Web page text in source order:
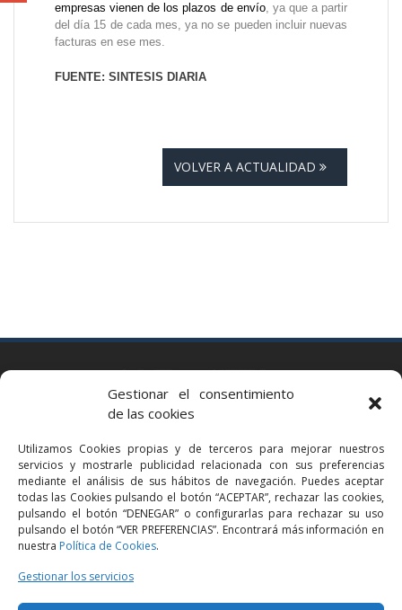
Gestionar el consentimiento
de las cookies
Utilizamos Cookies propias y de terceros para mejorar nuestros
servicios y mostrarle publicidad relacionada con sus preferencias
mediante el análisis de sus hábitos de navegación. Puedes aceptar
todas las Cookies pulsando el botón “ACEPTAR”, rechazar las cookies,
pulsando el botón “DENEGAR” o configurarlas para rechazar su uso
pulsando el botón “VER PREFERENCIAS”. Encontrará más información en
nuestra Política de Cookies.
Gestionar los servicios
empresas vienen de los plazos de envío, ya que a partir
del día 15 de cada mes, ya no se pueden incluir nuevas
facturas en ese mes.
FUENTE: SINTESIS DIARIA
VOLVER A ACTUALIDAD
Via Augusta 2 bis, 3º, 08006 Barcelona
bcn@bellavistalegal.eu
GRANOLLERS
C/ Sant Jaume, 16 1r, 08401 Granollers (Bcn)
+34 93 860 39 60
grn@bellavistalegal.eu
MADRID
C/ Serrano 114, 2º izq. 28006 Madrid.